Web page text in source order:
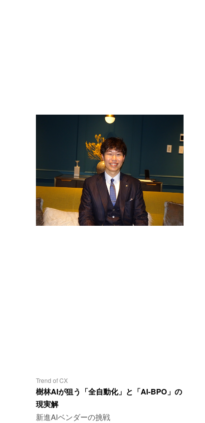
Trend of CX
樹林AIが狙う「全自動化」と「AI-BPO」の
現実解
新進AIベンダーの挑戦